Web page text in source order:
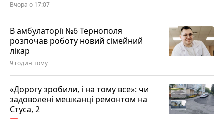
Вчора о 17:07
В амбулаторії №6 Тернополя
розпочав роботу новий сімейний
лікар
9 годин тому
«Дорогу зробили, і на тому все»: чи
задоволені мешканці ремонтом на
Стуса, 2